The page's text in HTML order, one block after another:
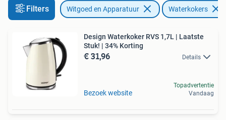
Filters Witgoed en Apparatuur Waterkokers
Design Waterkoker RVS 1,7L | Laatste
Stuk! | 34% Korting
€ 31,96 Details
Bezoek website
Topadvertentie
Vandaag